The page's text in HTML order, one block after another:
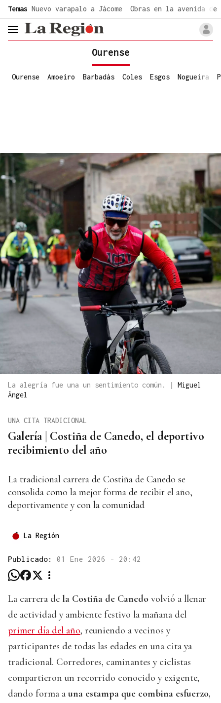
Temas Nuevo varapalo a Jácome Obras en la avenida de
header.menu.open
Ourense
Ourense Amoeiro Barbadás Coles Esgos Nogueira
La alegría fue una un sentimiento común. | Miguel
Ángel
Galería | Costiña de Canedo, el deportivo
recibimiento del año
UNA CITA TRADICIONAL
La tradicional carrera de Costiña de Canedo se
consolida como la mejor forma de recibir el año,
deportivamente y con la comunidad
La Región
Publicado: 01 Ene 2026 - 20:42
La carrera de la Costiña de Canedo volvió a llenar
de actividad y ambiente festivo la mañana del
primer día del año, reuniendo a vecinos y
participantes de todas las edades en una cita ya
tradicional. Corredores, caminantes y ciclistas
compartieron un recorrido conocido y exigente,
dando forma a una estampa que combina esfuerzo,